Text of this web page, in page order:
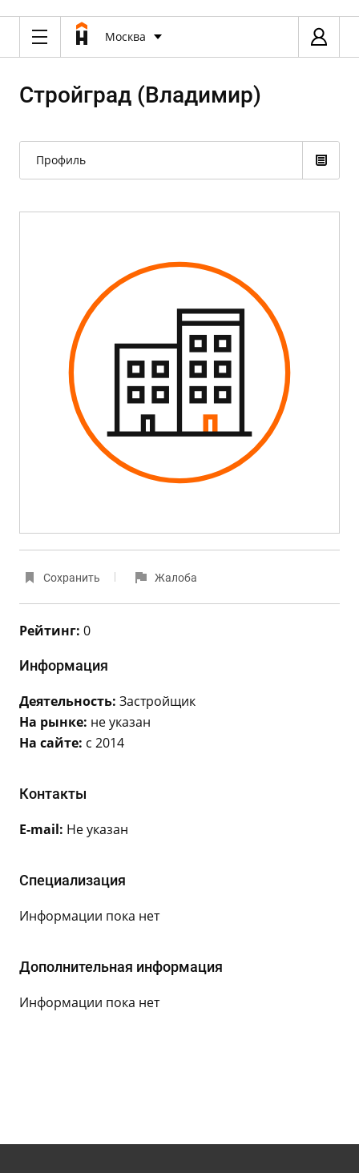
Москва
Стройград (Владимир)
Профиль
Сохранить Жалоба
Рейтинг: 0
Информация
Деятельность: Застройщик
На рынке: не указан
На сайте: с 2014
Контакты
E-mail: Не указан
Специализация
Информации пока нет
Дополнительная информация
Информации пока нет